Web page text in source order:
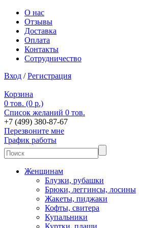
О нас
Отзывы
Доставка
Оплата
Контакты
Сотрудничество
Вход /Регистрация
Корзина
0 тов. (0 р.)
Список желаний 0 тов.
+7 (499) 380-87-67
Перезвоните мне
График работы
Женщинам
Блузки, рубашки
Брюки, леггинсы, лосины
Жакеты, пиджаки
Кофты, свитера
Купальники
Куртки, плащи